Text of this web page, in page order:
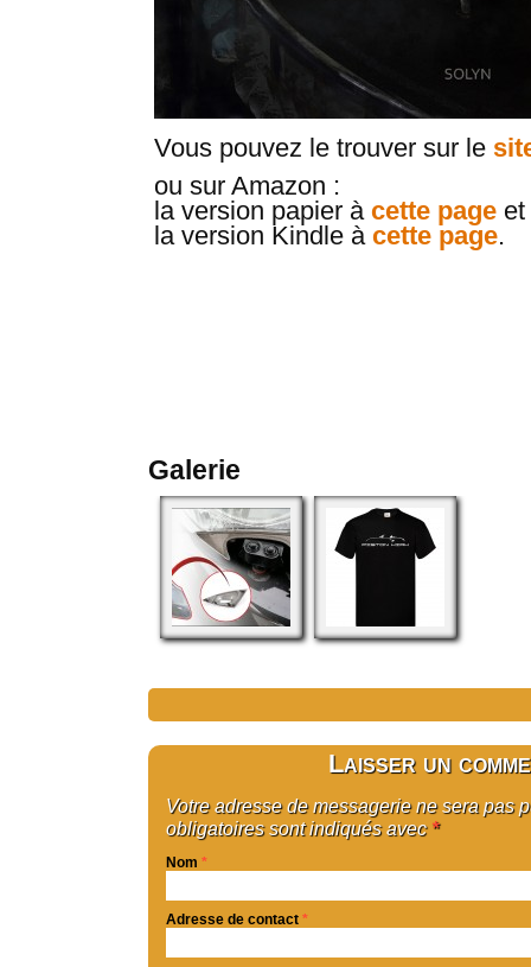
Vous pouvez le trouver sur le
ou sur Amazon :
la version papier à cette page et
la version Kindle à cette page.
Galerie
Laisser un
Votre adresse de messagerie ne sera pas
obligatoires sont indiqués avec *
Nom *
Adresse de contact *